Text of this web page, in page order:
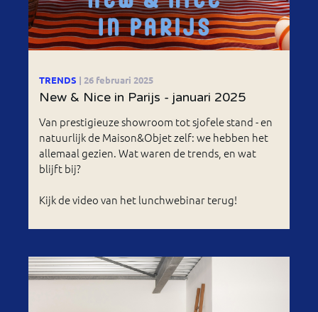
TRENDS | 26 februari 2025
New & Nice in Parijs - januari 2025
Van prestigieuze showroom tot sjofele stand - en
natuurlijk de Maison&Objet zelf: we hebben het
allemaal gezien. Wat waren de trends, en wat
blijft bij?
Kijk de video van het lunchwebinar terug!